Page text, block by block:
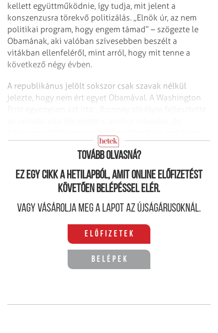
kellett együttműködnie, így tudja, mit jelent a
konszenzusra törekvő politizálás. „Elnök úr, az nem
politikai program, hogy engem támad” – szögezte le
Obamának, aki valóban szívesebben beszélt a
vitákban ellenfeléről, mint arról, hogy mit tenne a
következő négy évben.
A republikánus jelölt sokszor csak szavak nélkül
jelezte, hogy nem ért egyet Obamával. A Washington
az időnként türelmetlenül sorolta érveit.”
Tovább olvasná?
Ez egy cikk a hetilapból, amit online előfizetést
követően belépéssel elér.
Vagy vásárolja meg a lapot az újságárusoknál.
Előfizetek
Belépek